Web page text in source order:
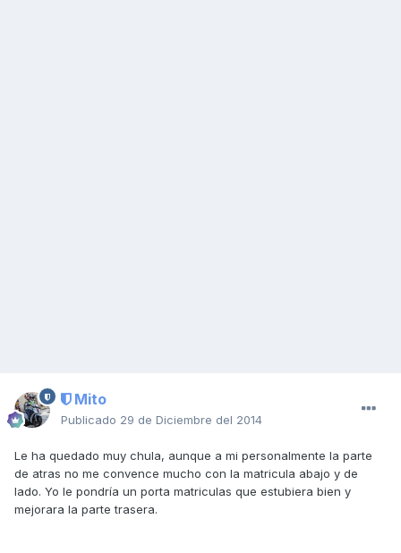
Mito
Publicado 29 de Diciembre del 2014
Le ha quedado muy chula, aunque a mi personalmente la parte
de atras no me convence mucho con la matricula abajo y de
lado. Yo le pondría un porta matriculas que estubiera bien y
mejorara la parte trasera.